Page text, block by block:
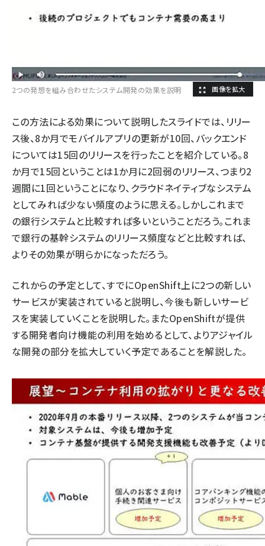
2つの発想を組み合わせたシステム開発の効果を説明
この方法による効果について説明したスライドでは、リリー
ス後、8か月でモバイルアプリの更新が10回、バックエンド
については15回のリリースを行ったことを紹介している。8
か月で15回ということは1か月に2回弱のリリース、つまり2
週間に1回ということになり、クラウドネイティブなシステム
としてみれば少ない頻度のように思える。しかしこれまで
の銀行システムと比較すれば多いということだろう。これま
で銀行の基幹システムのリリース頻度などと比較すれば、
よりその効果が明らかになっただろう。
これからの予定として、すでにOpenShift上に2つの新しい
サービスが実装されていると説明し、今後も新しいサービ
スを実装していくことを説明した。またOpenShiftが提供
する開発者向け機能の利用を始めるとして、よりアジャイル
な開発の部分を拡大していく予定であることを解説した。